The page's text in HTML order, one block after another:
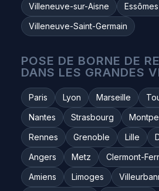
Villeneuve-sur-Aisne
Villeneuve-Saint-Germain
POSE DE BORNE DE
DANS LES GRANDES
Paris Lyon Marseille
Nantes
Strasbourg
Rennes
Grenoble Lille
Angers
Metz Clermont-
Amiens
Limoges